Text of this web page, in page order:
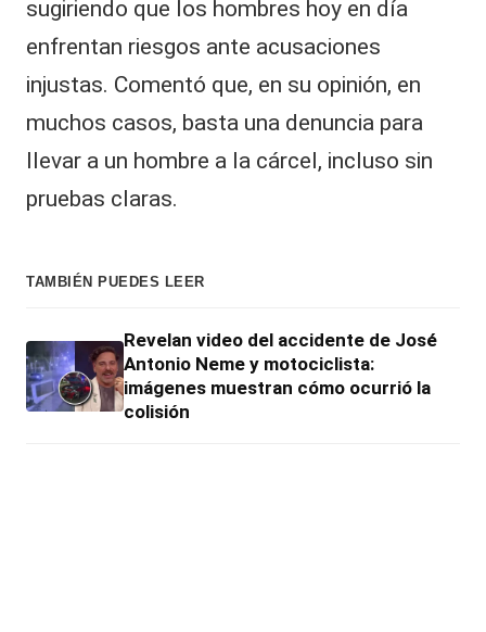
sugiriendo que los hombres hoy en día
enfrentan riesgos ante acusaciones
injustas. Comentó que, en su opinión, en
muchos casos, basta una denuncia para
llevar a un hombre a la cárcel, incluso sin
pruebas claras.
TAMBIÉN PUEDES LEER
Revelan video del accidente de José
Antonio Neme y motociclista:
imágenes muestran cómo ocurrió la
colisión